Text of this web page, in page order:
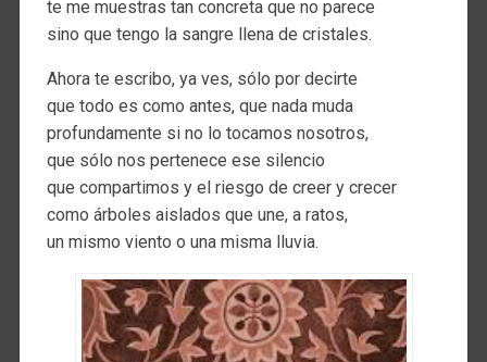
te me muestras tan concreta que no parece
sino que tengo la sangre llena de cristales.
Ahora te escribo, ya ves, sólo por decirte
que todo es como antes, que nada muda
profundamente si no lo tocamos nosotros,
que sólo nos pertenece ese silencio
que compartimos y el riesgo de creer y crecer
como árboles aislados que une, a ratos,
un mismo viento o una misma lluvia.